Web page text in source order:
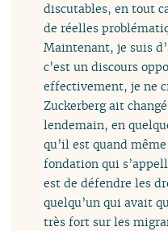
discutables, en tout
de réelles
Maintenant, je suis
c’est un discours
effectivement, je ne
Zuckerberg ait
lendemain, en
qu’il est quand
fondation qui
est de défendre les
quelqu’un qui avait
très fort sur les